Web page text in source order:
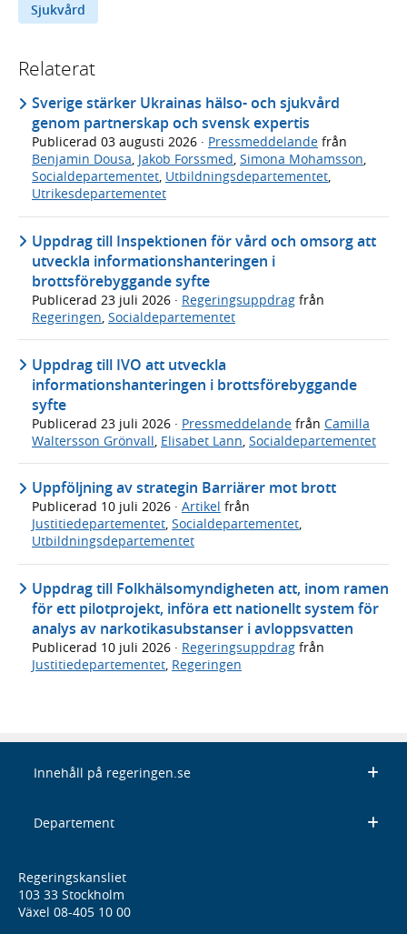
Sjukvård
Relaterat
Sverige stärker Ukrainas hälso- och sjukvård
genom partnerskap och svensk expertis
Publicerad 03 augusti 2026 · Pressmeddelande från
Benjamin Dousa, Jakob Forssmed, Simona Mohamsson,
Socialdepartementet, Utbildningsdepartementet,
Utrikesdepartementet
Uppdrag till Inspektionen för vård och omsorg att
utveckla informationshanteringen i
brottsförebyggande syfte
Publicerad 23 juli 2026 · Regeringsuppdrag från
Regeringen, Socialdepartementet
Uppdrag till IVO att utveckla
informationshanteringen i brottsförebyggande
syfte
Publicerad 23 juli 2026 · Pressmeddelande från Camilla
Waltersson Grönvall Elisabet Lann Socialdepartementet
Uppföljning av strategin Barriärer mot brott
Publicerad 10 juli 2026 · Artikel från
Justitiedepartementet, Socialdepartementet,
Utbildningsdepartementet
Uppdrag till Folkhälsomyndigheten att, inom ramen
för ett pilotprojekt, införa ett nationellt system för
analys av narkotikasubstanser i avloppsvatten
Publicerad 10 juli 2026 · Regeringsuppdrag från
Justitiedepartementet, Regeringen
Innehåll på regeringen.se
Departement
Regeringskansliet
103 33 Stockholm
Växel 08-405 10 00